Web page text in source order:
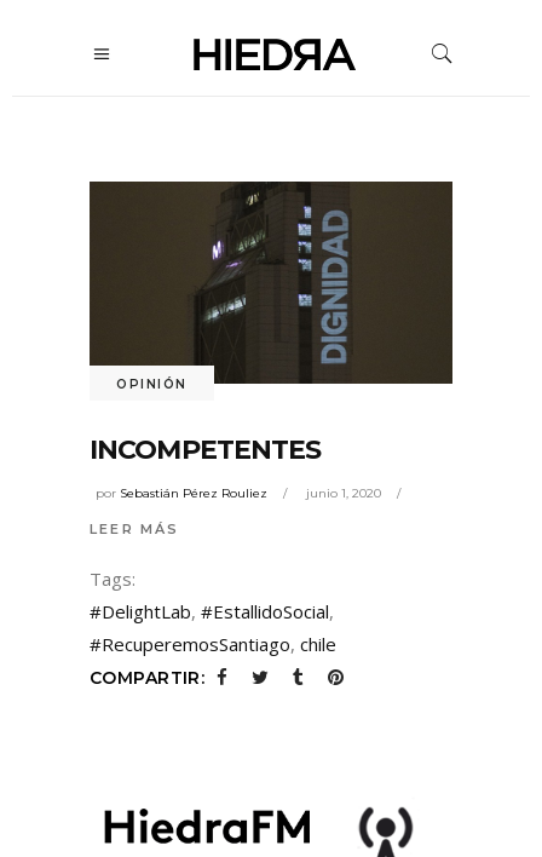
OPINIÓN
INCOMPETENTES
por Sebastián Pérez Rouliez junio 1, 2020
LEER MÁS
Tags:
#DelightLab, #EstallidoSocial,
#RecuperemosSantiago, chile
COMPARTIR: